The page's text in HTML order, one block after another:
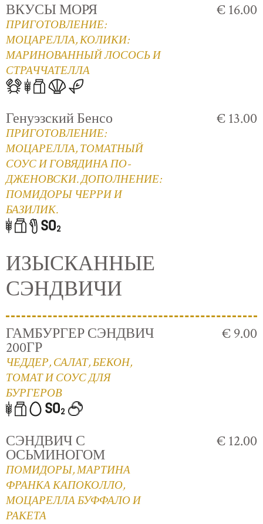
ВКУСЫ МОРЯ
ПРИГОТОВЛЕНИЕ:
МОЦАРЕЛЛА, КОЛИКИ:
МАРИНОВАННЫЙ ЛОСОСЬ И
СТРАЧЧАТЕЛЛА
€ 16.00
Генуэзский Бенсо
ПРИГОТОВЛЕНИЕ:
МОЦАРЕЛЛА, ТОМАТНЫЙ
СОУС И ГОВЯДИНА ПО-
ДЖЕНОВСКИ. ДОПОЛНЕНИЕ:
ПОМИДОРЫ ЧЕРРИ И
БАЗИЛИК.
€ 13.00
ИЗЫСКАННЫЕ
СЭНДВИЧИ
ГАМБУРГЕР СЭНДВИЧ
200ГР
ЧЕДДЕР, САЛАТ, БЕКОН,
ТОМАТ И СОУС ДЛЯ
БУРГЕРОВ
€ 9.00
СЭНДВИЧ С
ОСЬМИНОГОМ
ПОМИДОРЫ, МАРТИНА
ФРАНКА КАПОКОЛЛО,
МОЦАРЕЛЛА БУФФАЛО И
РАКЕТА
€ 12.00